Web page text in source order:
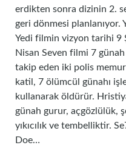
erdikten sonra dizinin 2.
geri dönmesi planlanıyor.
Yedi filmin vizyon tarihi 9
Nisan Seven filmi 7
takip eden iki polis
katil, 7 ölümcül günahı
kullanarak öldürür.
günah gurur, açgözlülük,
yıkıcılık ve tembelliktir.
Doe…